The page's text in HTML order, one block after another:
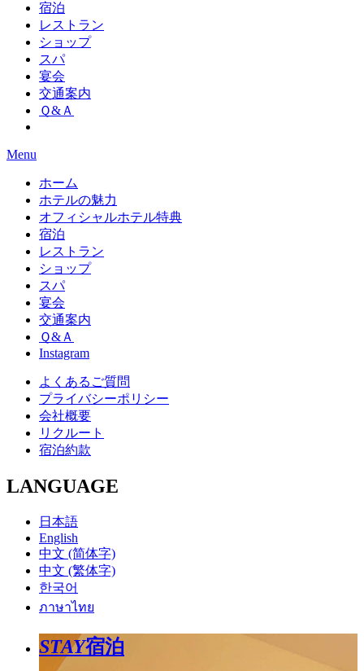
宿泊
レストラン
ショップ
スパ
宴会
交通案内
Ｑ&Ａ
Menu
ホーム
ホテルの魅力
オフィシャルホテル特典
宿泊
レストラン
ショップ
スパ
宴会
交通案内
Ｑ&Ａ
Instagram
よくあるご質問
プライバシーポリシー
会社概要
リクルート
宿泊約款
LANGUAGE
日本語
English
中文 (简体字)
中文 (繁体字)
한국어
ภาษาไทย
STAY宿泊